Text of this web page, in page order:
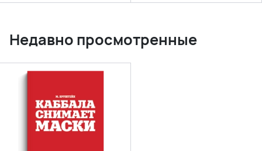
Недавно просмотренные